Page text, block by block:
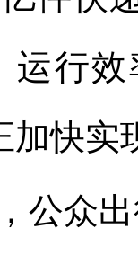
运行
加快实
公众